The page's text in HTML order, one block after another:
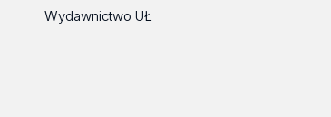
Wydawnictwo UŁ